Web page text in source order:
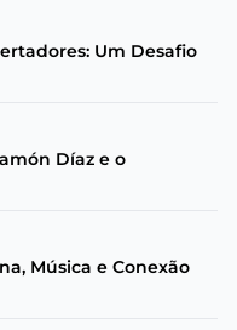
Um Desafio
Díaz e o
Música e Conexão